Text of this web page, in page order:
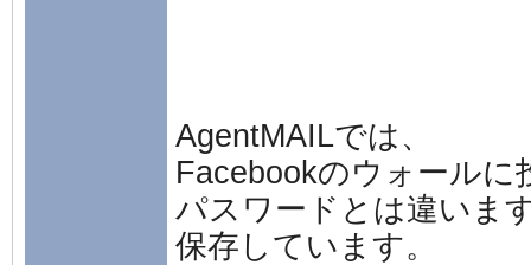
AgentMAILでは、
Facebookのウォールに
パスワードとは違いま
保存しています。